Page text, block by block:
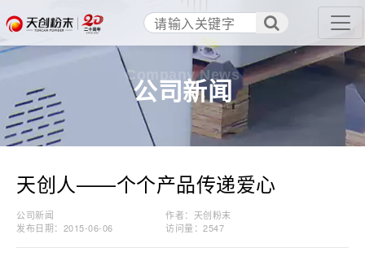
公司新闻
Company News
天创人——个个产品传递爱心
公司新闻
作者：天创粉末
发布日期：2015-06-06
访问量：2547